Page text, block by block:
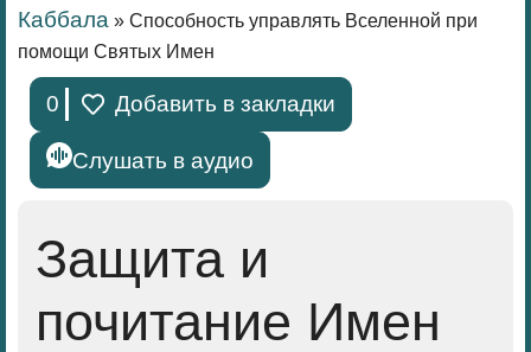
Каббала » Способность управлять Вселенной при
помощи Святых Имен
0 Добавить в закладки
Слушать в аудио
Защита и
почитание Имен